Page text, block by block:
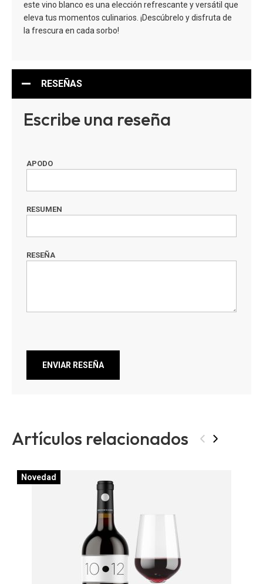
este vino blanco es una elección refrescante y versátil que
eleva tus momentos culinarios. ¡Descúbrelo y disfruta de
la frescura en cada sorbo!
RESEÑAS
Escribe una reseña
APODO
RESUMEN
RESEÑA
ENVIAR RESEÑA
Artículos relacionados ‹ ›
Novedad